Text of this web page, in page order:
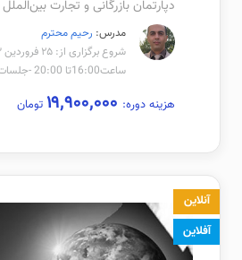
دپارتمان بازرگانی و تجارت بین‌الملل
مدرس: رحیم محترم
شروع برگزاری از: ۲۵ فروردین ۱۴۰۳
ساعت16:00تا 20:00 -جلسات آنلاین
هزینه دوره: تومان
آنلاین
آفلاین